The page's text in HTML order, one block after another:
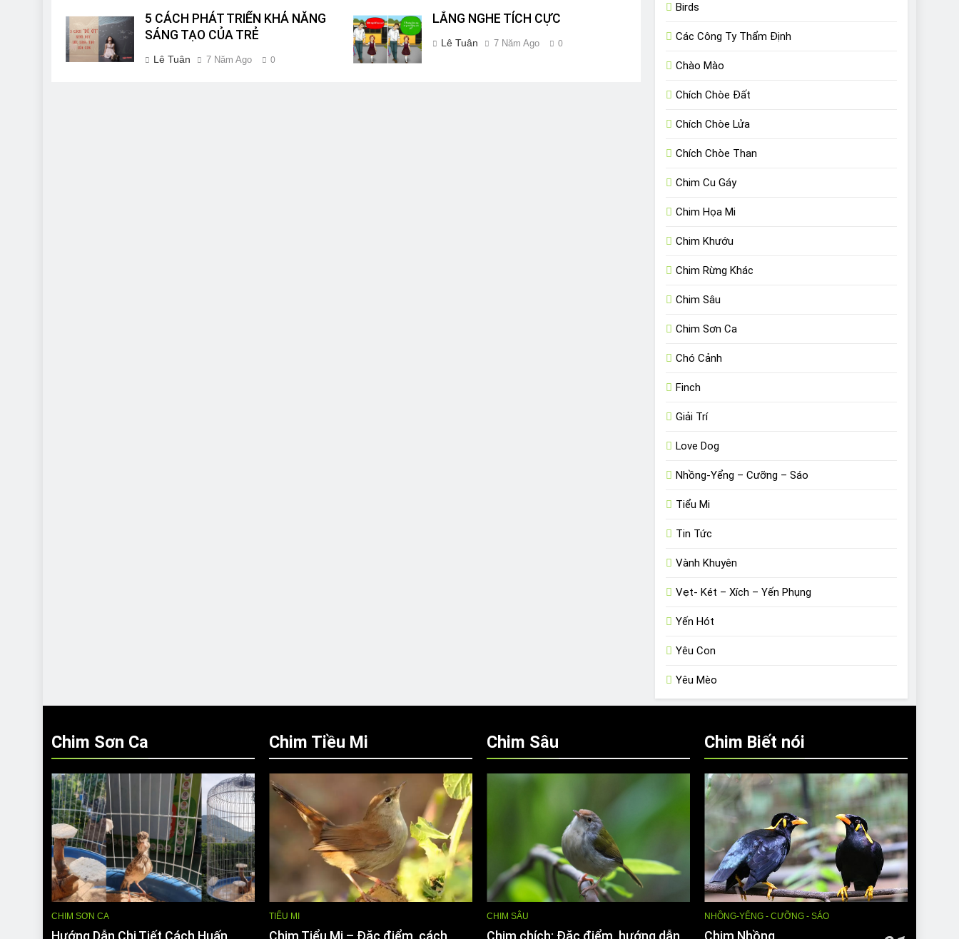
5 CÁCH PHÁT TRIỂN KHẢ NĂNG
SÁNG TẠO CỦA TRẺ
Lê Tuân 7 Năm Ago 0
LẮNG NGHE TÍCH CỰC
Lê Tuân 7 Năm Ago 0
Birds
Các Công Ty Thẩm Định
Chào Mào
Chích Chòe Đất
Chích Chòe Lửa
Chích Chòe Than
Chim Cu Gáy
Chim Họa Mi
Chim Khướu
Chim Rừng Khác
Chim Sâu
Chim Sơn Ca
Chó Cảnh
Finch
Giải Trí
Love Dog
Nhồng-Yểng – Cưỡng – Sáo
Tiểu Mi
Tin Tức
Vành Khuyên
Vẹt- Két – Xích – Yến Phụng
Yến Hót
Yêu Con
Yêu Mèo
Chim Sơn Ca
CHIM SƠN CA
Hướng Dẫn Chi Tiết Cách Huấn
Chim Tiều Mi
TIỂU MI
Chim Tiểu Mi – Đặc điểm, cách
Chim Sâu
CHIM SÂU
Chim chích: Đặc điểm, hướng dẫn
Chim Biết nói
NHỒNG-YỂNG - CƯỠNG - SÁO
Chim Nhồng